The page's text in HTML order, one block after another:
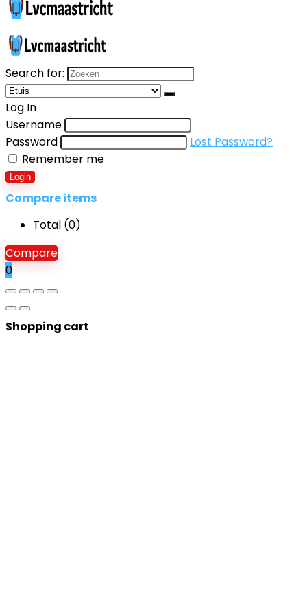
Search for:
Log In
Username
Password
Lost Password?
Remember me
Login
Compare items
Total (0)
Compare
0
Shopping cart